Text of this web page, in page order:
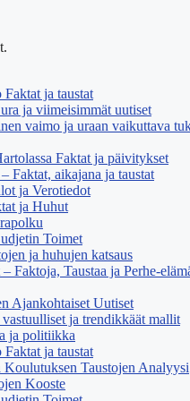
ja taustat
ja viimeisimmät uutiset
vaimo ja uraan vaikuttava
Faktat ja päivitykset
Faktat, aikajana ja taustat
ja Verotiedot
ja Huhut
Toimet
ja huhujen katsaus
Faktoja, Taustaa ja Perhe-
Ajankohtaiset Uutiset
ja trendikkäät mallit
ja politiikka
ja taustat
Taustojen Analyysi
Kooste